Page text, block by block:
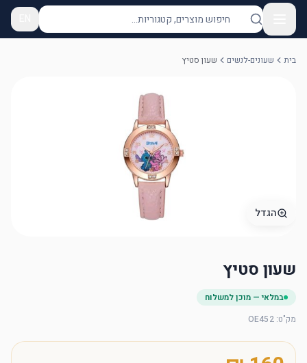
בית שעונים-לנשים שעון סטיץ
הגדל
שעון סטיץ
במלאי — מוכן למשלוח
מק"ט:
OE452